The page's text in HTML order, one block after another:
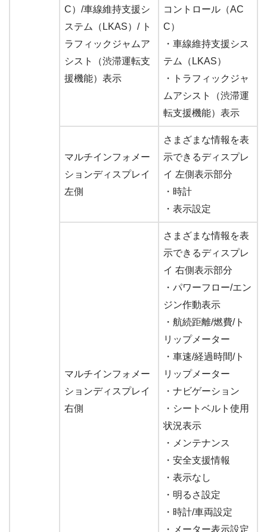
C）/車線維持支援シ
ステム（LKAS）/ ト
ラフィックジャムア
シスト（渋滞運転支
援機能）表示
コントロール（AC
C）
・車線維持支援シス
テム（LKAS）
・トラフィックジャ
ムアシスト（渋滞運
転支援機能）表示
マルチインフォメー
ションディスプレイ
左側
さまざまな情報を表
示できるディスプレ
イ 左側表示部分
・時計
・表示設定
マルチインフォメー
ションディスプレイ
右側
さまざまな情報を表
示できるディスプレ
イ 右側表示部分
・パワーフロー/エン
ジン作動表示
・航続距離/燃費/ト
リップメーター
・車速/経過時間/ト
リップメーター
・ナビゲーション
・シートベルト使用
状況表示
・メンテナンス
・安全支援情報
・表示なし
・明るさ設定
・時計/車両設定
・メーター表示設定